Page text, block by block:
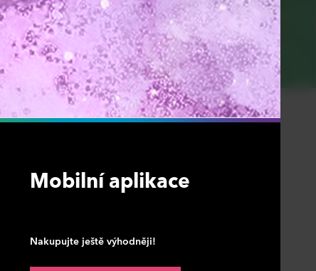
Mobilní aplikace
Nakupujte ještě výhodněji!